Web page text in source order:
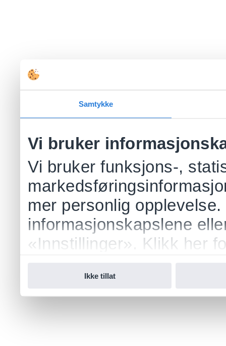
Samtykke
Vi bruker
Vi bruker funksjons-,
mer personlig
informasjonskapslene
«Innstillinger». Klikk her
Ikke tillat